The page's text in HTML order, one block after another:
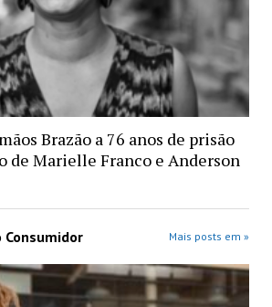
Brazão a 76 anos de prisão
de Marielle Franco e Anderson
Mais posts em »